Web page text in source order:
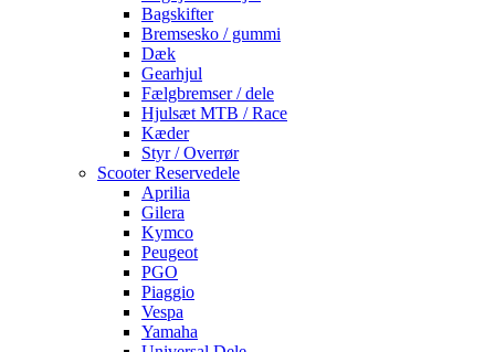
Bagskifter
Bremsesko / gummi
Dæk
Gearhjul
Fælgbremser / dele
Hjulsæt MTB / Race
Kæder
Styr / Overrør
Scooter Reservedele
Aprilia
Gilera
Kymco
Peugeot
PGO
Piaggio
Vespa
Yamaha